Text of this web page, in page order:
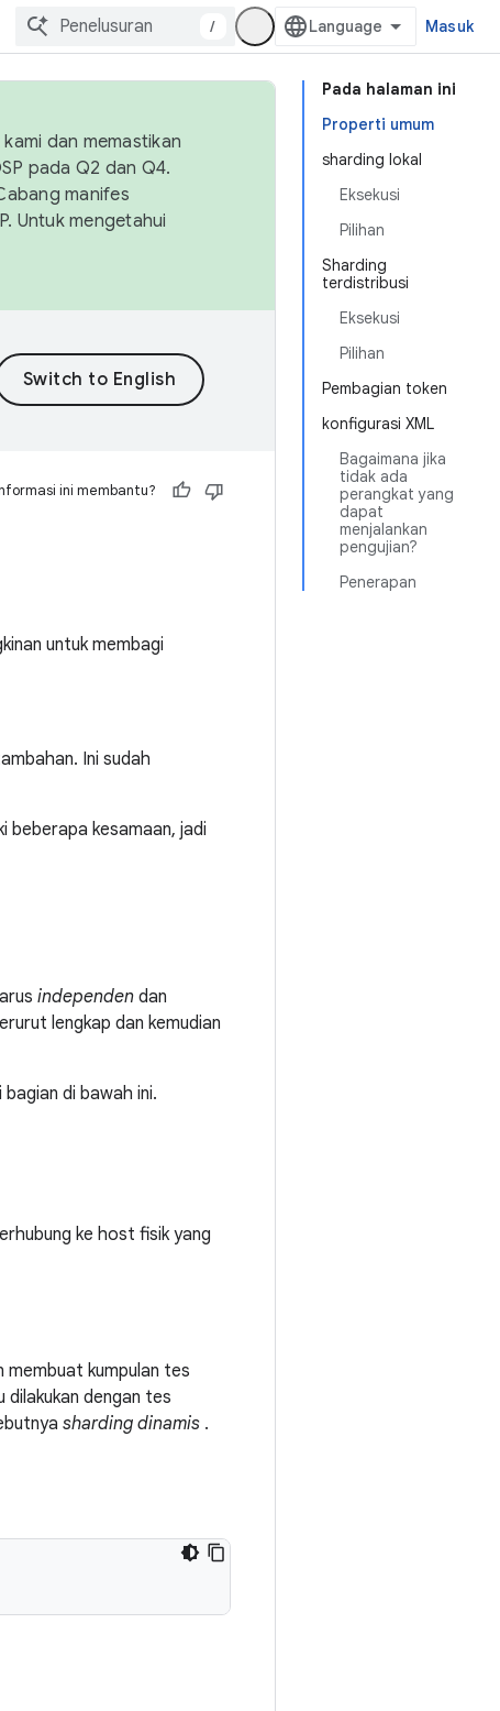
/ Masuk
Pada halaman ini
Properti umum
sharding lokal
Eksekusi
Pilihan
Sharding
terdistribusi
Eksekusi
Pilihan
Pembagian token
konfigurasi XML
Bagaimana jika
tidak ada
perangkat yang
dapat
menjalankan
pengujian?
Penerapan
dan memastikan
pada Q2 dan Q4.
manifes
Untuk mengetahui
ini membantu?
untuk membagi
Ini sudah
beberapa kesamaan, jadi
independen dan
lengkap dan kemudian
di bawah ini.
ke host fisik yang
kumpulan tes
dengan tes
sharding dinamis .